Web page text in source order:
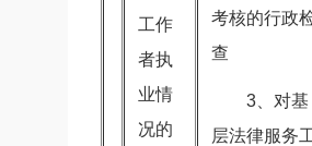
工作
者执
业情
况的
考核的行政
查
3、对基
层法律服务